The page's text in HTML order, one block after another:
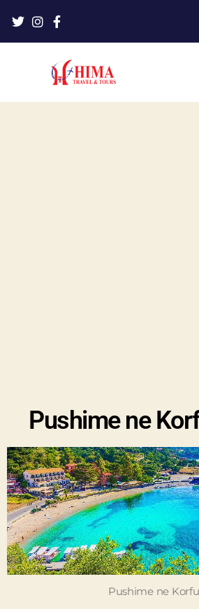
Pushime ne
Pushime ne